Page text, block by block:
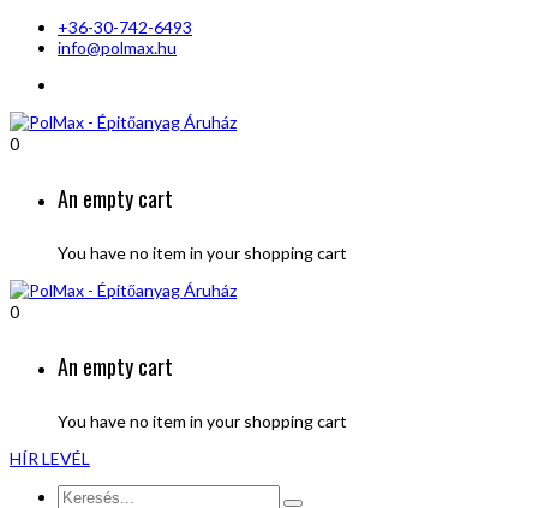
+36-30-742-6493
info@polmax.hu
0
An empty cart
You have no item in your shopping cart
0
An empty cart
You have no item in your shopping cart
HÍR LEVÉL